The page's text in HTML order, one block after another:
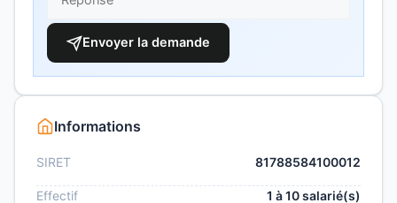
Envoyer la demande
Informations
SIRET 81788584100012
Effectif 1 à 10 salarié(s)